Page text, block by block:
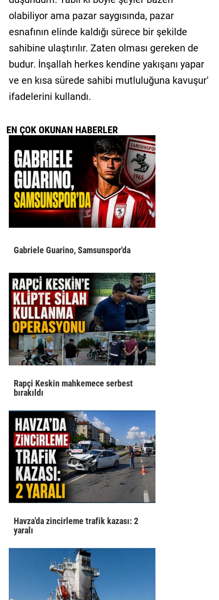
olabiliyor ama pazar saygısında, pazar
esnafının elinde kaldığı sürece bir şekilde
sahibine ulaştırılır. Zaten olması gereken de
budur. İnşallah herkes kendine yakışanı yapar
ve en kısa sürede sahibi mutluluğuna kavuşur'
ifadelerini kullandı.
EN ÇOK OKUNAN HABERLER
Gabriele Guarino, Samsunspor'da
Rapçi Keskin mahkemece serbest
bırakıldı
Havza'da zincirleme trafik kazası: 2
yaralı